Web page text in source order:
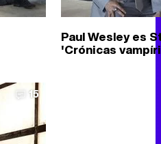
Paul Wesley es
'Crónicas
15